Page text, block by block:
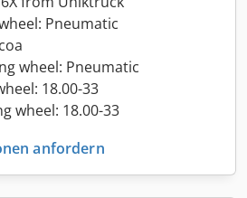
Pneumatic
wheel: Pneumatic
18.00-33
wheel: 18.00-33
anfordern